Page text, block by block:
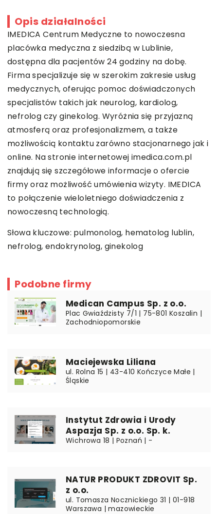
Opis działalności
IMEDICA Centrum Medyczne to nowoczesna
placówka medyczna z siedzibą w Lublinie,
dostępna dla pacjentów 24 godziny na dobę.
Firma specjalizuje się w szerokim zakresie usług
medycznych, oferując pomoc doświadczonych
specjalistów takich jak neurolog, kardiolog,
nefrolog czy ginekolog. Wyróżnia się przyjazną
atmosferą oraz profesjonalizmem, a także
możliwością kontaktu zarówno stacjonarnego jak i
online. Na stronie internetowej imedica.com.pl
znajdują się szczegółowe informacje o ofercie
firmy oraz możliwość umówienia wizyty. IMEDICA
to połączenie wieloletniego doświadczenia z
nowoczesną technologią.
Słowa kluczowe: pulmonolog, hematolog lublin,
nefrolog, endokrynolog, ginekolog
Podobne firmy
Medican Campus Sp. z o.o.
Plac Gwiaździsty 7/1 | 75-801 Koszalin |
Zachodniopomorskie
Maciejewska Liliana
ul. Rolna 15 | 43-410 Kończyce Małe |
Śląskie
Instytut Zdrowia i Urody
Aspazja Sp. z o.o. Sp. k.
Wichrowa 18 | Poznań | -
NATUR PRODUKT ZDROVIT Sp.
z o.o.
ul. Tomasza Nocznickiego 31 | 01-918
Warszawa | mazowieckie